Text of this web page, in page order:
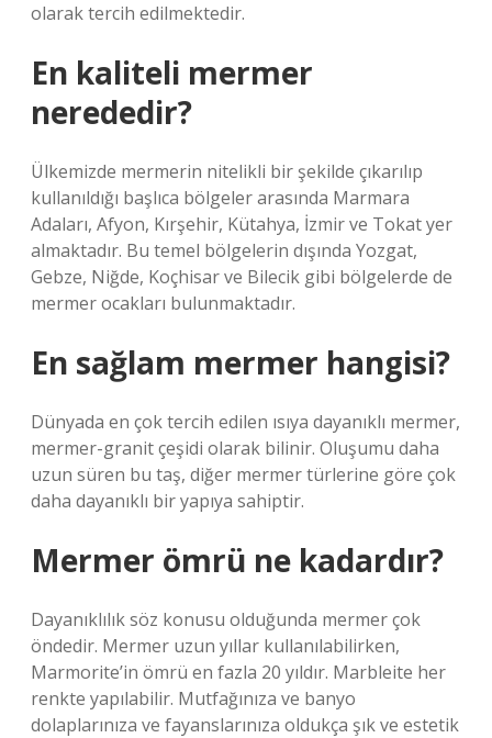
olarak tercih edilmektedir.
En kaliteli mermer
nerededir?
Ülkemizde mermerin nitelikli bir şekilde çıkarılıp
kullanıldığı başlıca bölgeler arasında Marmara
Adaları, Afyon, Kırşehir, Kütahya, İzmir ve Tokat yer
almaktadır. Bu temel bölgelerin dışında Yozgat,
Gebze, Niğde, Koçhisar ve Bilecik gibi bölgelerde de
mermer ocakları bulunmaktadır.
En sağlam mermer hangisi?
Dünyada en çok tercih edilen ısıya dayanıklı mermer,
mermer-granit çeşidi olarak bilinir. Oluşumu daha
uzun süren bu taş, diğer mermer türlerine göre çok
daha dayanıklı bir yapıya sahiptir.
Mermer ömrü ne kadardır?
Dayanıklılık söz konusu olduğunda mermer çok
öndedir. Mermer uzun yıllar kullanılabilirken,
Marmorite’in ömrü en fazla 20 yıldır. Marbleite her
renkte yapılabilir. Mutfağınıza ve banyo
dolaplarınıza ve fayanslarınıza oldukça şık ve estetik